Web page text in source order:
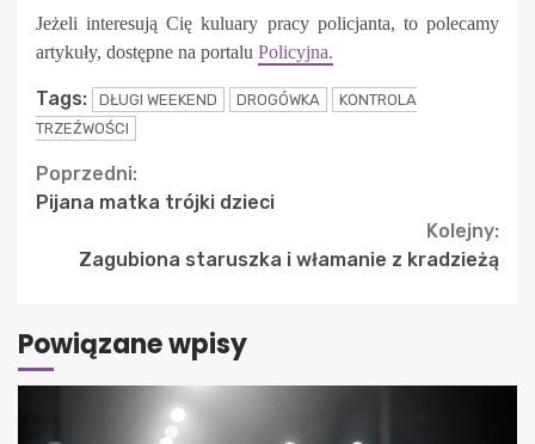
Jeżeli interesują Cię kuluary pracy policjanta, to polecamy
artykuły, dostępne na portalu Policyjna.
Tags: DŁUGI WEEKEND DROGÓWKA
KONTROLA
TRZEŹWOŚCI
Continue
Reading
Poprzedni:
Pijana matka trójki dzieci
Kolejny:
Zagubiona staruszka i włamanie z kradzieżą
Powiązane wpisy